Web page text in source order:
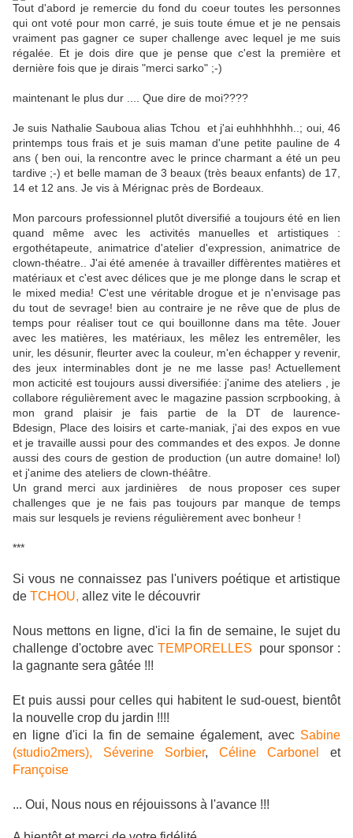
Tout d'abord je remercie du fond du coeur toutes les personnes
qui ont voté pour mon carré, je suis toute émue et je ne pensais
vraiment pas gagner ce super challenge avec lequel je me suis
régalée. Et je dois dire que je pense que c'est la première et
dernière fois que je dirais "merci sarko" ;-)
maintenant le plus dur .... Que dire de moi????
Je suis Nathalie Sauboua alias Tchou et j'ai euhhhhhhh..; oui, 46
printemps tous frais et je suis maman d'une petite pauline de 4
ans ( ben oui, la rencontre avec le prince charmant a été un peu
tardive ;-) et belle maman de 3 beaux (très beaux enfants) de 17,
14 et 12 ans. Je vis à Mérignac près de Bordeaux.
Mon parcours professionnel plutôt diversifié a toujours été en lien
quand même avec les activités manuelles et artistiques :
ergothétapeute, animatrice d'atelier d'expression, animatrice de
clown-théatre.. J'ai été amenée à travailler diffèrentes matières et
matériaux et c'est avec délices que je me plonge dans le scrap et
le mixed media! C'est une véritable drogue et je n'envisage pas
du tout de sevrage! bien au contraire je ne rêve que de plus de
temps pour réaliser tout ce qui bouillonne dans ma tête. Jouer
avec les matières, les matériaux, les mêlez les entremêler, les
unir, les désunir, fleurter avec la couleur, m'en échapper y revenir,
des jeux interminables dont je ne me lasse pas! Actuellement
mon acticité est toujours aussi diversifiée: j'anime des ateliers , je
collabore régulièrement avec le magazine passion scrpbooking, à
mon grand plaisir je fais partie de la DT de laurence-
Bdesign, Place des loisirs et carte-maniak, j'ai des expos en vue
et je travaille aussi pour des commandes et des expos. Je donne
aussi des cours de gestion de production (un autre domaine! lol)
et j'anime des ateliers de clown-théâtre.
Un grand merci aux jardinières de nous proposer ces super
challenges que je ne fais pas toujours par manque de temps
mais sur lesquels je reviens régulièrement avec bonheur !
***
Si vous ne connaissez pas l'univers poétique et artistique
de TCHOU, allez vite le découvrir
Nous mettons en ligne, d'ici la fin de semaine, le sujet du
challenge d'octobre avec TEMPORELLES pour sponsor :
la gagnante sera gâtée !!!
Et puis aussi pour celles qui habitent le sud-ouest, bientôt
la nouvelle crop du jardin !!!!
en ligne d'ici la fin de semaine également, avec Sabine
(studio2mers),
Séverine Sorbier, Céline Carbonel
et
Françoise
... Oui, Nous nous en réjouissons à l'avance !!!